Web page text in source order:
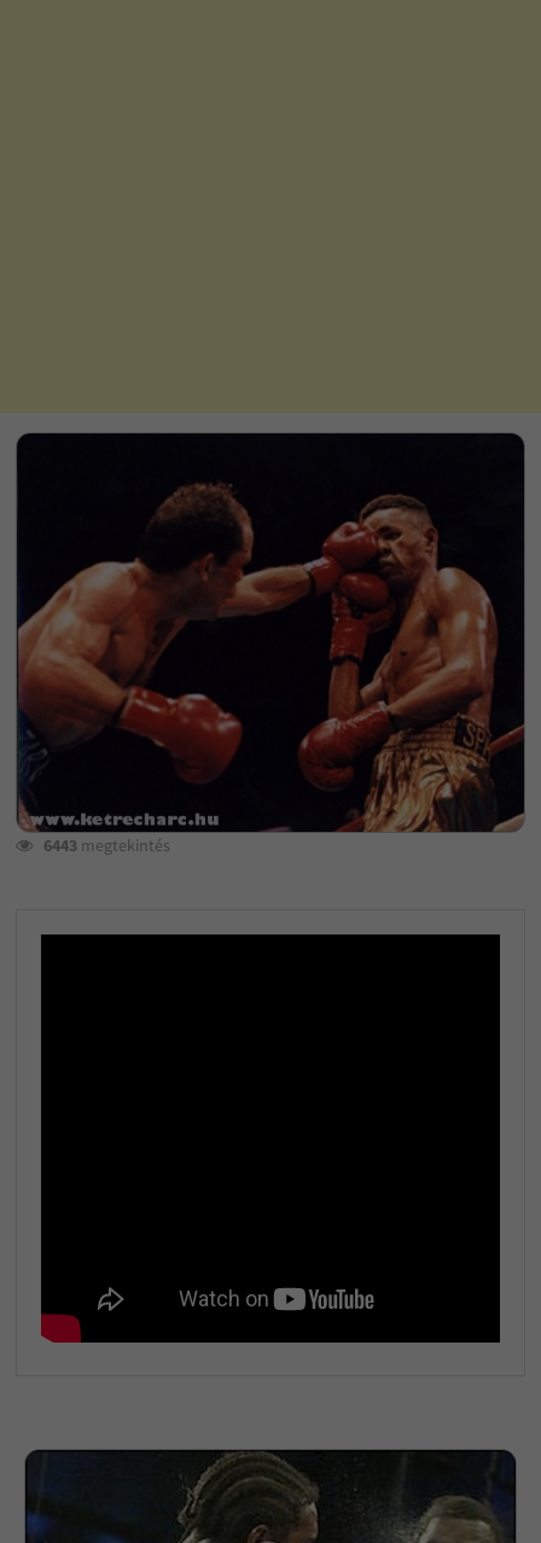
6443megtekintés